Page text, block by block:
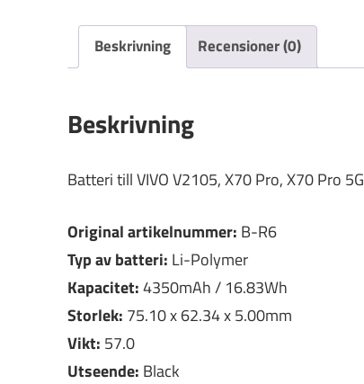
Beskrivning Recensioner (0)
Beskrivning
Batteri till VIVO V2105, X70 Pro, X70 Pro 5G
Original artikelnummer: B-R6
Typ av batteri: Li-Polymer
Kapacitet:4350mAh / 16.83Wh
Storlek: 75.10 x 62.34 x 5.00mm
Vikt: 57.0
Utseende: Black